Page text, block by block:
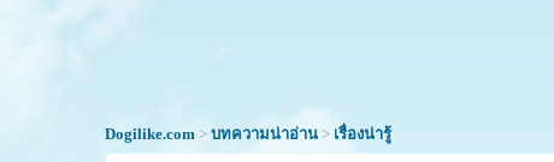
Dogilike.com > บทความน่าอ่าน > เรื่องน่ารู้